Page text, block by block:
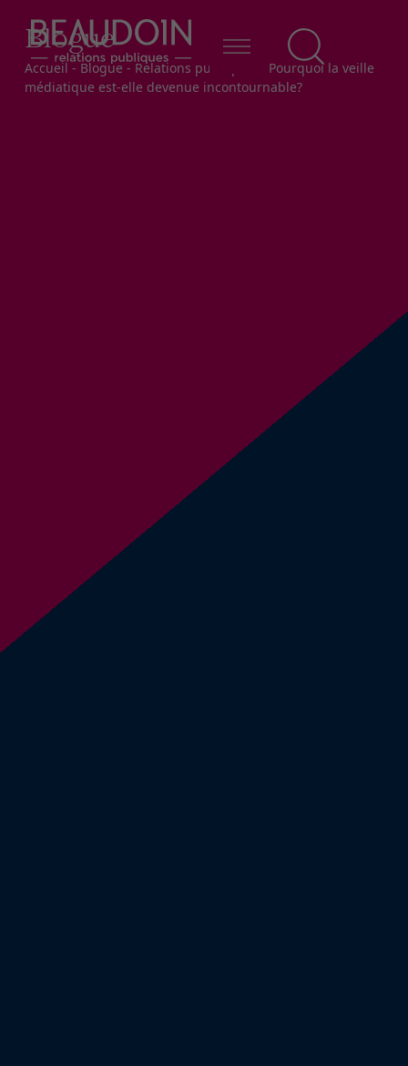
Blogue
Fil d'Ariane
Accueil-Blogue-Relations publiques
Pourquoi la veille
médiatique est-elle devenue incontournable?